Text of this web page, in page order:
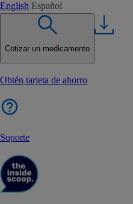
English Español
Cotizar un medicamento
Obtén tarjeta de ahorro
Soporte